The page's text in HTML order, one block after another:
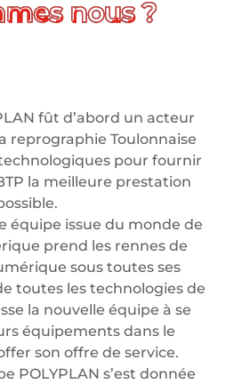
fût d’abord un acteur
reprographie Toulonnaise
pour fournir
la meilleure prestation
équipe issue du monde de
prend les rennes de
sous toutes ses
toutes les technologies de
la nouvelle équipe à se
équipements dans le
son offre de service.
POLYPLAN s’est donnée